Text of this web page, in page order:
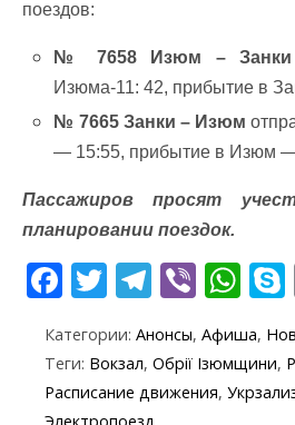
поездов:
№ 7658 Изюм – Занки
Изюма-11: 42, прибытие в
№ 7665 Занки – Изюм
— 15:55, прибытие в Изюм
Пассажиров просят
планировании поездок.
F
e
b
T
itt
er
T
e
gr
Vi
b
er
W
at
s
Категории: Анонсы, Афиша,
Теги: Вокзал, Обрії Ізюмщини,
Расписание движения,